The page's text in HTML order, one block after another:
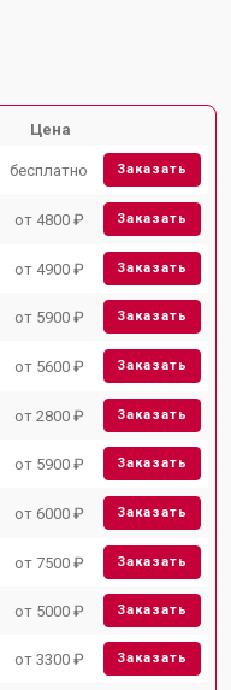
Цена
бесплатно Заказать
от 4800 ₽ Заказать
от 4900 ₽ Заказать
от 5900 ₽ Заказать
от 5600 ₽ Заказать
от 2800 ₽ Заказать
от 5900 ₽ Заказать
от 6000 ₽ Заказать
от 7500 ₽ Заказать
от 5000 ₽ Заказать
от 3300 ₽ Заказать